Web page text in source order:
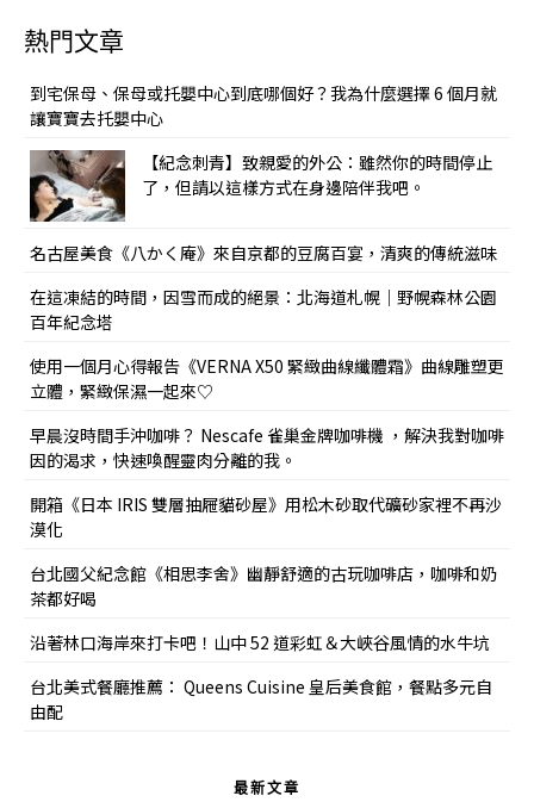
熱門文章
到宅保母、保母或托嬰中心到底哪個好？我為什麼選擇 6 個月就
讓寶寶去托嬰中心
【紀念刺青】致親愛的外公：雖然你的時間停止
了，但請以這樣方式在身邊陪伴我吧。
名古屋美食《八かく庵》來自京都的豆腐百宴，清爽的傳統滋味
在這凍結的時間，因雪而成的絕景：北海道札幌｜野幌森林公園
百年紀念塔
使用一個月心得報告《VERNA X50 緊緻曲線纖體霜》曲線雕塑更
立體，緊緻保濕一起來♡
早晨沒時間手沖咖啡？ Nescafe 雀巢金牌咖啡機 ，解決我對咖啡
因的渴求，快速喚醒靈肉分離的我。
開箱《日本 IRIS 雙層抽屜貓砂屋》用松木砂取代礦砂家裡不再沙
漠化
台北國父紀念館《相思李舍》幽靜舒適的古玩咖啡店，咖啡和奶
茶都好喝
沿著林口海岸來打卡吧！山中 52 道彩虹＆大峽谷風情的水牛坑
台北美式餐廳推薦： Queens Cuisine 皇后美食館，餐點多元自
由配
最新文章